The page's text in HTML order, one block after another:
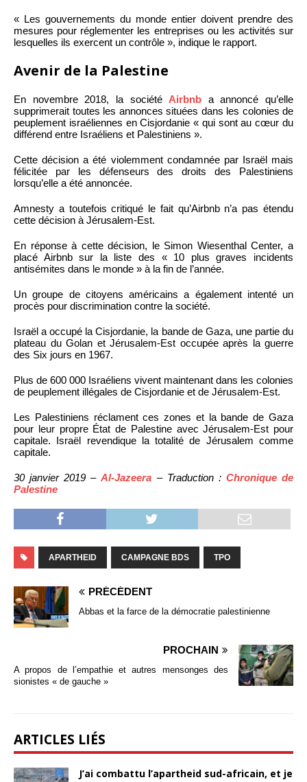
« Les gouvernements du monde entier doivent prendre des
mesures pour réglementer les entreprises ou les activités sur
lesquelles ils exercent un contrôle », indique le rapport.
Avenir de la Palestine
En novembre 2018, la société Airbnb a annoncé qu’elle
supprimerait toutes les annonces situées dans les colonies de
peuplement israéliennes en Cisjordanie « qui sont au cœur du
différend entre Israéliens et Palestiniens ».
Cette décision a été violemment condamnée par Israël mais
félicitée par les défenseurs des droits des Palestiniens
lorsqu’elle a été annoncée.
Amnesty a toutefois critiqué le fait qu’Airbnb n’a pas étendu
cette décision à Jérusalem-Est.
En réponse à cette décision, le Simon Wiesenthal Center, a
placé Airbnb sur la liste des « 10 plus graves incidents
antisémites dans le monde » à la fin de l’année.
Un groupe de citoyens américains a également intenté un
procès pour discrimination contre la société.
Israël a occupé la Cisjordanie, la bande de Gaza, une partie du
plateau du Golan et Jérusalem-Est occupée après la guerre
des Six jours en 1967.
Plus de 600 000 Israéliens vivent maintenant dans les colonies
de peuplement illégales de Cisjordanie et de Jérusalem-Est.
Les Palestiniens réclament ces zones et la bande de Gaza
pour leur propre État de Palestine avec Jérusalem-Est pour
capitale. Israël revendique la totalité de Jérusalem comme
capitale.
30 janvier 2019 –Al-Jazeera – Traduction : Chronique de
Palestine
APARTHEID CAMPAGNE BDS TPO
PRÉCÉDENT
Abbas et la farce de la démocratie palestinienne
PROCHAIN
A propos de l’empathie et autres mensonges des
sionistes « de gauche »
ARTICLES LIÉS
J’ai combattu l’apartheid sud-africain, et je